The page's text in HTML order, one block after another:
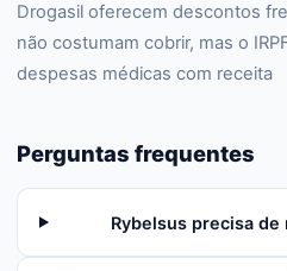
Drogasil oferecem descontos
não costumam cobrir, mas o
despesas médicas com receita
Perguntas frequentes
Rybelsus precisa de